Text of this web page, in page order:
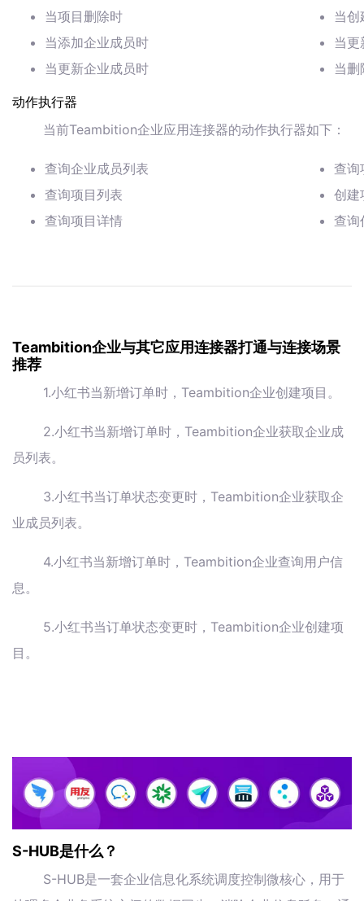
当项目删除时
当添加企业成员时
当更新企业成员时
当创
当更
当删
动作执行器
当前Teambition企业应用连接器的动作执行器如下：
查询企业成员列表
查询项目列表
查询项目详情
查询
创建
查询
Teambition企业与其它应用连接器打通与连接场景
推荐
1.小红书当新增订单时，Teambition企业创建项目。
2.小红书当新增订单时，Teambition企业获取企业成
员列表。
3.小红书当订单状态变更时，Teambition企业获取企
业成员列表。
4.小红书当新增订单时，Teambition企业查询用户信
息。
5.小红书当订单状态变更时，Teambition企业创建项
目。
S-HUB是什么？
S-HUB是一套企业信息化系统调度控制微核心，用于